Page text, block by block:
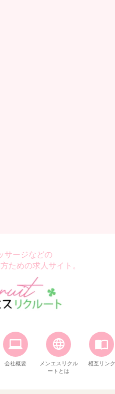
サージなどの
ための求人サイト。
会社概要
メンエスリクル
ートとは
相互リンク